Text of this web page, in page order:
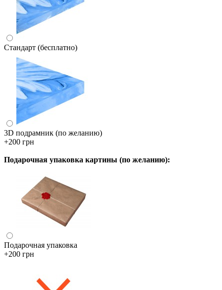
Стандарт (бесплатно)
3D подрамник (по желанию)
+200 грн
Подарочная упаковка картины (по желанию):
Подарочная упаковка
+200 грн